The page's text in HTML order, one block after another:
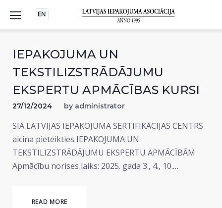
content
EN
IEPAKOJUMA UN
TEKSTILIZSTRĀDĀJUMU
EKSPERTU APMĀCĪBAS KURSI
27/12/2024 by administrator
SIA LATVIJAS IEPAKOJUMA SERTIFIKĀCIJAS CENTRS
aicina pieteikties IEPAKOJUMA UN
TEKSTILIZSTRĀDĀJUMU EKSPERTU APMĀCĪBĀM
Apmācību norises laiks: 2025. gada 3., 4., 10.…
READ MORE